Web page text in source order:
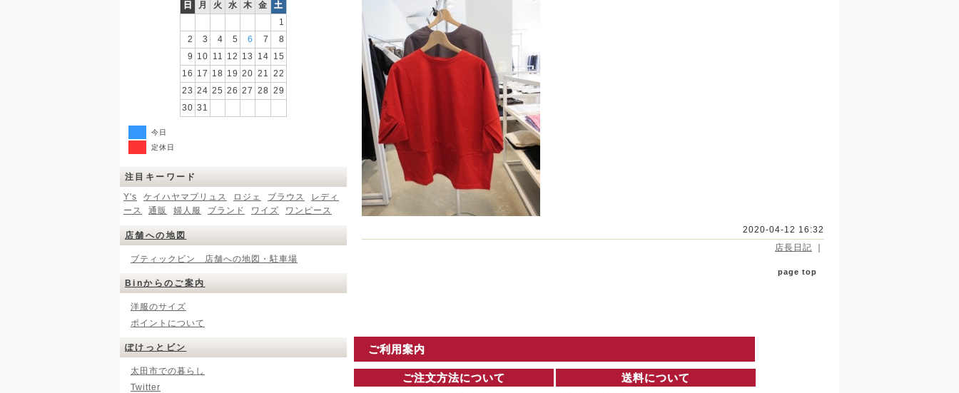
日 月 火 水 木 金
土
1
2
3 4 5 6 7
8
9 10 11 12 13 14 15
16 17 18 19 20 21 22
23 24 25 26 27 28 29
30 31
今日
定休日
注目キーワード
Y's
ケイハヤマプリュス ロジェ ブラウス
レディ
ース
通販 婦人服 ブランド ワイズ ワンピース
店舗への地図
ブティックビン 店舗への地図・駐車場
Binからのご案内
洋服のサイズ
ポイントについて
ぽけっとビン
太田市での暮らし
Twitter
2020-04-12 16:32
店長日記
page top
ご利用案内
ご注文方法について 送料について